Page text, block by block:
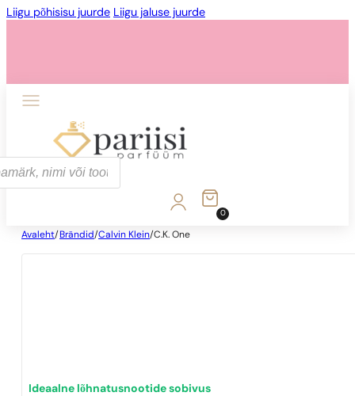
Liigu põhisisu juurde Liigu jaluse juurde
0
Avaleht/ Brändid/Calvin Klein/C.K. One
Ideaalne lõhnatusnootide sobivus